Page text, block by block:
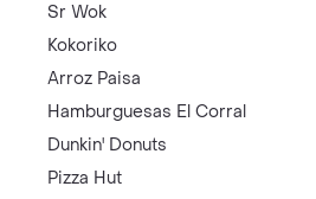
Sr Wok
Kokoriko
Arroz Paisa
Hamburguesas El Corral
Dunkin' Donuts
Pizza Hut